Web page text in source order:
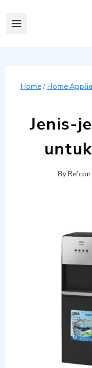
Home/Home
Jenis-
By